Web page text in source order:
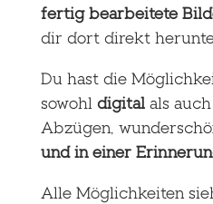
fertig bearbeitete
dir dort direkt
Du hast die
sowohl digitalals
Abzügen,
und in einer
Alle Möglichkeiten